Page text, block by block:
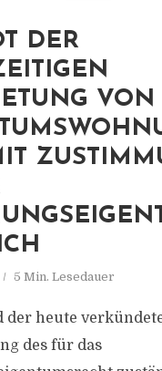
DER
VON
5 Min. Lesedauer
der heute
des für das